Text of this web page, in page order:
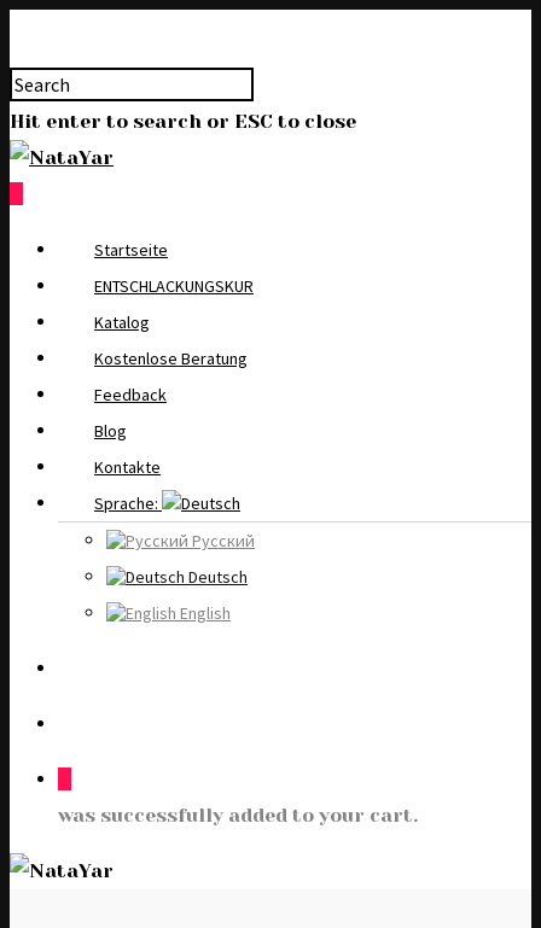
Hit enter to search or ESC to close
Startseite
ENTSCHLACKUNGSKUR
Katalog
Kostenlose Beratung
Feedback
Blog
Kontakte
Sprache:
Русский
Deutsch
English
was successfully added to your cart.